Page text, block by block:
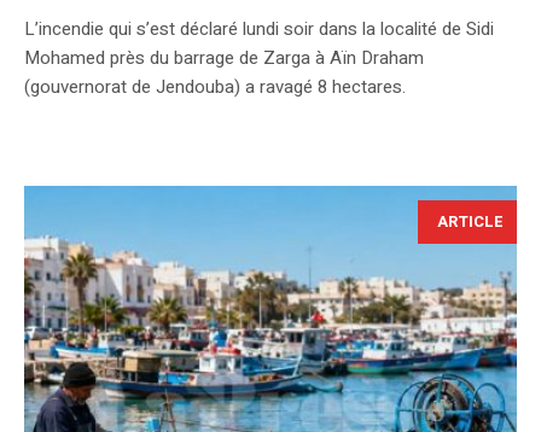
L’incendie qui s’est déclaré lundi soir dans la localité de Sidi
Mohamed près du barrage de Zarga à Aïn Draham
(gouvernorat de Jendouba) a ravagé 8 hectares.
ARTICLE